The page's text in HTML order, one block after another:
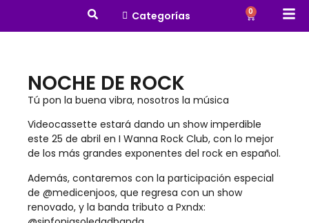
Categorías 0
NOCHE DE ROCK
Tú pon la buena vibra, nosotros la música
Videocassette estará dando un show imperdible
este 25 de abril en I Wanna Rock Club, con lo mejor
de los más grandes exponentes del rock en español.
Además, contaremos con la participación especial
de @medicenjoos, que regresa con un show
renovado, y la banda tributo a Pxndx: